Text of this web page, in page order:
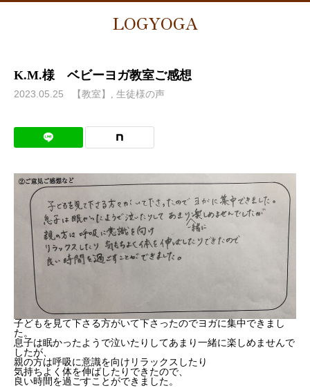
LOGYOGA
K.M.様 ベビーヨガ教室ご感想
2023.05.25 【教室】 生徒様の声
子どもを見て下さる方がいて下さったのでヨガに集中できまし
た。
息子は眠かったようで泣いたりしてあまり一緒に楽しめませんで
したが、
親の方は呼吸に意識を向けリラックスしたり
気持ちよく体を伸ばしたりできたので、
良い時間を過ごすことができました。